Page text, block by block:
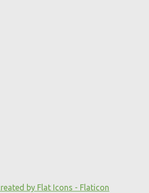
by Flat Icons - Flaticon